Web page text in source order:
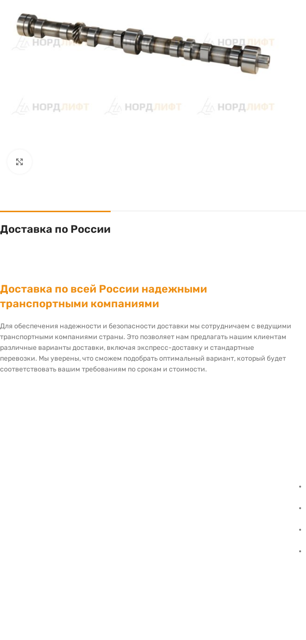
Доставка по России
Доставка по всей России надежными
транспортными компаниями
Для обеспечения надежности и безопасности доставки мы сотрудничаем с ведущими
транспортными компаниями страны. Это позволяет нам предлагать нашим клиентам
различные варианты доставки, включая экспресс-доставку и стандартные
перевозки. Мы уверены, что сможем подобрать оптимальный вариант, который будет
соответствовать вашим требованиям по срокам и стоимости.